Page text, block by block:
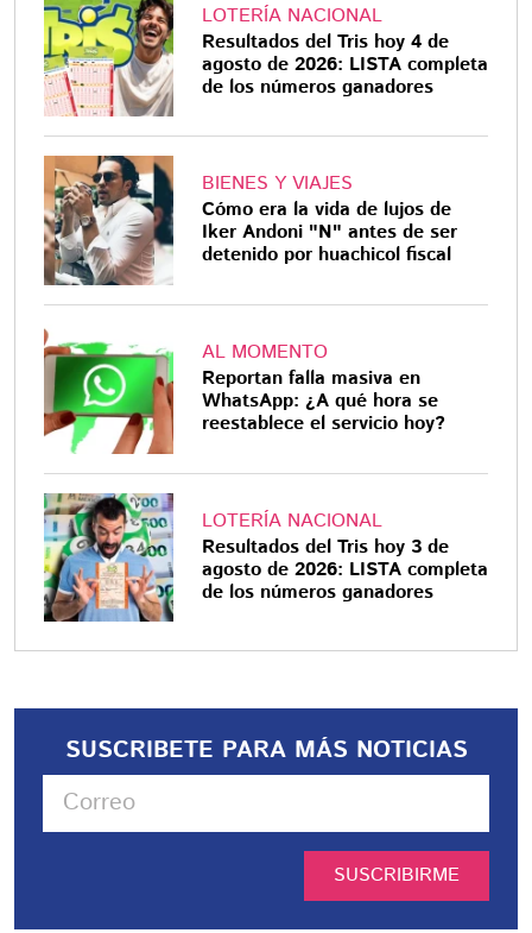
LOTERÍA NACIONAL
Resultados del Tris hoy 4 de
agosto de 2026: LISTA completa
de los números ganadores
BIENES Y VIAJES
Cómo era la vida de lujos de
Iker Andoni "N" antes de ser
detenido por huachicol fiscal
AL MOMENTO
Reportan falla masiva en
WhatsApp: ¿A qué hora se
reestablece el servicio hoy?
LOTERÍA NACIONAL
Resultados del Tris hoy 3 de
agosto de 2026: LISTA completa
de los números ganadores
SUSCRIBETE PARA MÁS NOTICIAS
SUSCRIBIRME